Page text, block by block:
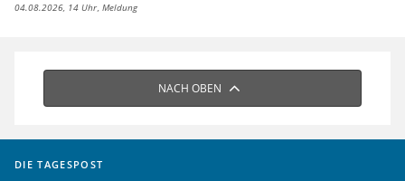
04.08.2026, 14 Uhr Meldung
NACH OBEN
DIE TAGESPOST